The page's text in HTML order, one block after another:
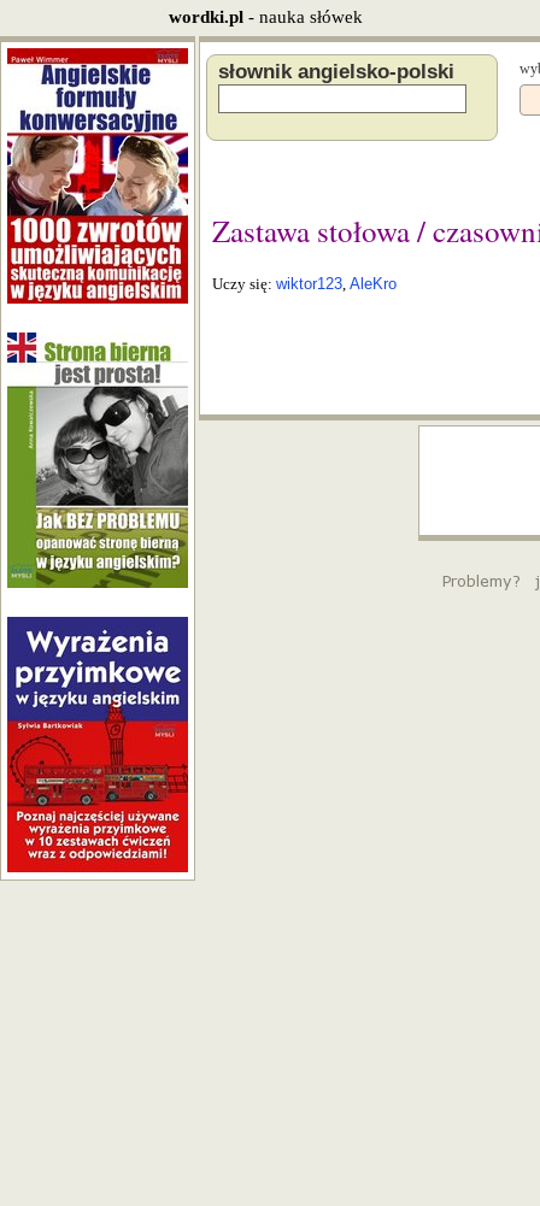
wordki.pl - nauka słówek
słownik angielsko-polski
Zastawa stołowa /
Uczy się: wiktor123, AleKro